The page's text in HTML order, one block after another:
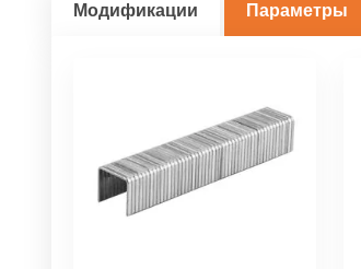
Модификации Параметры